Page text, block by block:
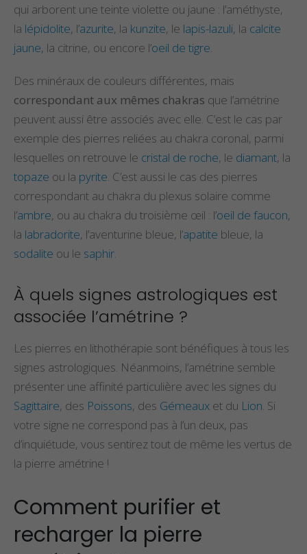
qui arborent une teinte violette ou jaune : l’améthyste,
la lépidolite, l’azurite, la kunzite, le lapis-lazuli, la calcite
jaune, la citrine, ou encore l’oeil de tigre.
Des minéraux de couleurs différentes, mais
correspondant aux mêmes chakras que l’amétrine
peuvent aussi être associés avec elle. C’est le cas par
exemple des pierres reliées au chakra coronal, parmi
lesquelles on retrouve le cristal de roche, le diamant, la
topaze ou la pyrite. C’est aussi le cas des pierres
correspondant au chakra du plexus solaire comme
l’ambre, ou au chakra du troisième œil : l’oeil de faucon,
la labradorite, l’aventurine bleue, l’apatite bleue, la
sodalite ou le saphir.
À quels signes astrologiques est
associée l’amétrine ?
Les pierres en lithothérapie sont bénéfiques à tous les
signes astrologiques. Néanmoins, l’amétrine semble
présenter une affinité particulière avec les signes du
Sagittaire, des Poissons, des Gémeaux et du Lion. Si
votre signe ne correspond pas à l’un deux, pas
d’inquiétude, vous sentirez tout de même les vertus de
la pierre amétrine !
Comment purifier et
recharger la pierre